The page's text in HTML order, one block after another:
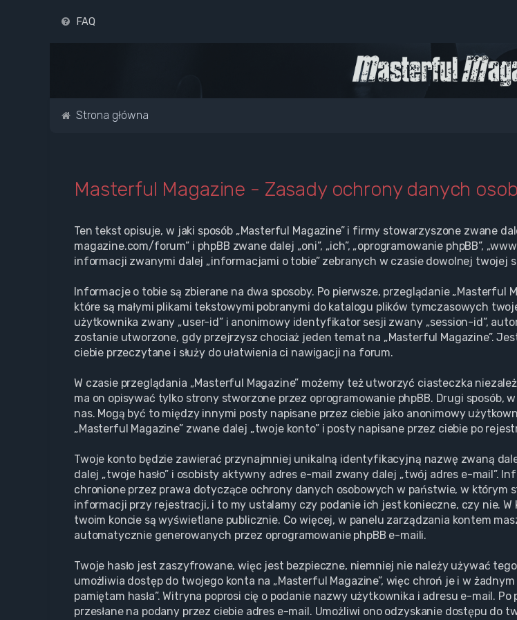
FAQ
Strona główna
Masterful Magazine - Zasady ochrony danych
Ten tekst opisuje, w jaki sposób „Masterful Magazine” i firmy stowarzyszone zwane
magazine.com/forum” i phpBB zwane dalej „oni”, „ich”, „oprogramowanie phpBB”,
informacji zwanymi dalej „informacjami o tobie” zebranych w czasie dowolnej twojej
Informacje o tobie są zbierane na dwa sposoby. Po pierwsze, przeglądanie „Masterful
które są małymi plikami tekstowymi pobranymi do katalogu plików tymczasowych
użytkownika zwany „user-id” i anonimowy identyfikator sesji zwany „session-id”,
zostanie utworzone, gdy przejrzysz chociaż jeden temat na „Masterful Magazine”.
ciebie przeczytane i służy do ułatwienia ci nawigacji na forum.
W czasie przeglądania „Masterful Magazine” możemy też utworzyć ciasteczka
ma on opisywać tylko strony stworzone przez oprogramowanie phpBB. Drugi sposób,
nas. Mogą być to między innymi posty napisane przez ciebie jako anonimowy
„Masterful Magazine” zwane dalej „twoje konto” i posty napisane przez ciebie po
Twoje konto będzie zawierać przynajmniej unikalną identyfikacyjną nazwę zwaną
dalej „twoje hasło” i osobisty aktywny adres e-mail zwany dalej „twój adres e-mail”.
chronione przez prawa dotyczące ochrony danych osobowych w państwie, w którym
informacji przy rejestracji, i to my ustalamy czy podanie ich jest konieczne, czy nie.
twoim koncie są wyświetlane publicznie. Co więcej, w panelu zarządzania kontem
automatycznie generowanych przez oprogramowanie phpBB e-maili.
Twoje hasło jest zaszyfrowane, więc jest bezpieczne, niemniej nie należy używać
umożliwia dostęp do twojego konta na „Masterful Magazine”, więc chroń je i w
pamiętam hasła”. Witryna poprosi cię o podanie nazwy użytkownika i adresu e-mail.
przesłane na podany przez ciebie adres e-mail. Umożliwi ono odzyskanie dostępu do